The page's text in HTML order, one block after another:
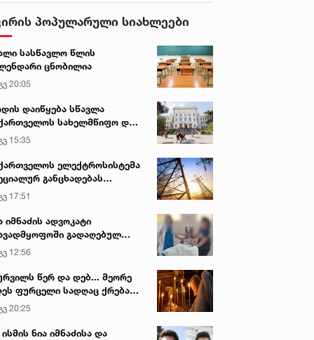
პოპულარული სიახლეები
სასწავლო წლის
ცნობილია
20:05
დაიწყება სწავლა
სახელმწიფო და
უნივერსიტეტებში
15:35
ელექტროსისტემა
განცხადებას
17:51
იმნაძის ადვოკატი
გადაღებულ
ავრცელებს
12:56
წერ და დებ... მეორე
ფურცელი სადღაც ქრება
სურვილი სრულდება...“ -
ტაძარი შიდა
20:25
ნია იმნაძისა და